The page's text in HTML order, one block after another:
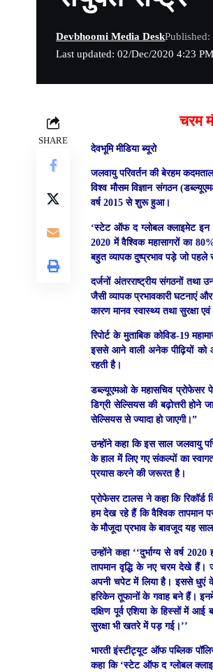
Last updated: 02/Dec/2020 4:23 PM
Devbhoomi Media Desk
SHARE
चरम
देवभूमि मीडिया ब्यूरो
जलवायु परिवर्तन की बेरहम
विश्‍व मौसम विज्ञान संगठन
वर्ष 2015 से शुरू हुआ।
‘स्टेट ऑफ द ग्लोबल क्लाइमेट इन
2020 में वैश्विक महासागरों का
बहुत व्यापक दुष्प्रभाव पड़े जो
दर्जनों अंतरराष्ट्रीय संगठनों तथा
जैसी व्यापक प्रभावकारी घटनाएं
कारण मानव स्वास्थ्य तथा सुरक्षा
रिपोर्ट के मुताबिक कोविड-19
इससे आने वाली अनेक पीढ़ियों को
रहती है।
डब्ल्यूएमओ के महासचिव प्रोफेसर
डिग्री सेल्सियस की बढ़ोत्तरी
सेल्सियस से ज्यादा हो जाएगी।”
उन्होंने कहा कि इस साल जलवायु
के हाल में लिए गए संकल्पों का
प्रयास करने की जरूरत है।
प्रोफेसर टालस ने कहा कि
हम देख रहे हैं कि वैश्विक तापमान
के मौजूदा प्रभाव के बावजूद यह
उन्होंने कहा ‘‘दुर्भाग्य से वर्ष
तापमान वृद्धि के नए चरम देखे हैं।
अपनी चपेट में लिया है। इससे धुएं के
हरिकेन तूफानों के गवाह बने हैं।
दक्षिण पूर्व एशिया के हिस्सों में
सुरक्षा भी खतरे में पड़ गई।’’
भारती इंस्टीट्यूट ऑफ पब्लिक
कहा कि ‘स्टेट ऑफ द ग्लोबल